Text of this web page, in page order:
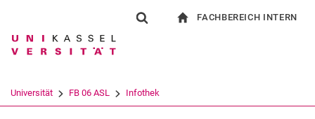
Springe direkt zu: Inhalt
Springe direkt zu: Suche
Springe direkt zu:
Suchbegriff
FACHBEREICH INTERN
Universität FB 06 ASL Infothek